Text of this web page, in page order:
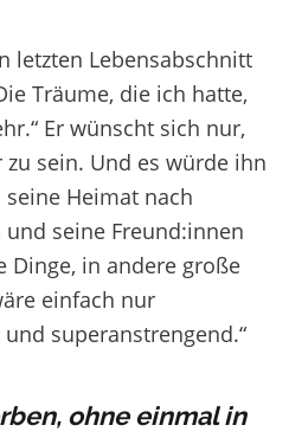
letzten Lebensabschnitt
Träume, die ich hatte,
Er wünscht sich nur,
sein. Und es würde ihn
Heimat nach
seine Freund:innen
Dinge, in andere große
einfach nur
superanstrengend.“
ohne einmal in